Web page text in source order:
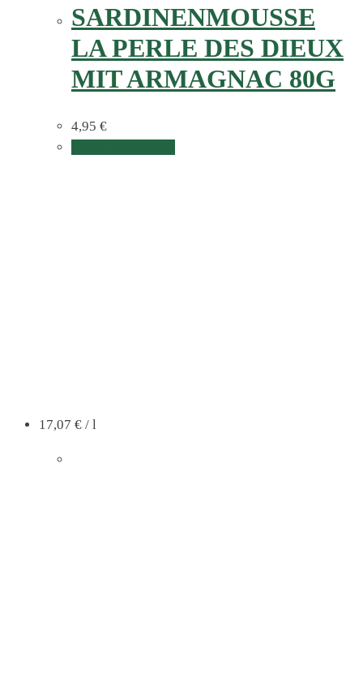
SARDINENMOUSSE
LA PERLE DES DIEUX
MIT ARMAGNAC 80G
4,95 €
17,07 € / l